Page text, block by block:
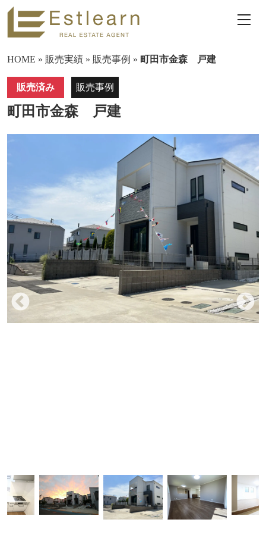
HOME » 販売実績 » 販売事例 » 町田市金森 戸建
販売済み 販売事例
町田市金森 戸建